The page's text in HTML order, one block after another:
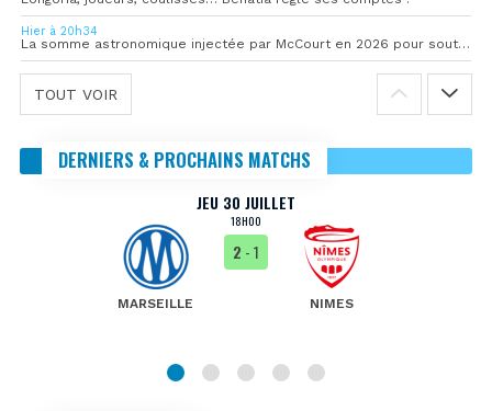
Hier à 20h34
La somme astronomique injectée par McCourt en 2026 pour soutenir l’OM
TOUT VOIR
DERNIERS & PROCHAINS MATCHS
JEU 30 JUILLET
18H00
MARSEILLE
2 - 1
NIMES